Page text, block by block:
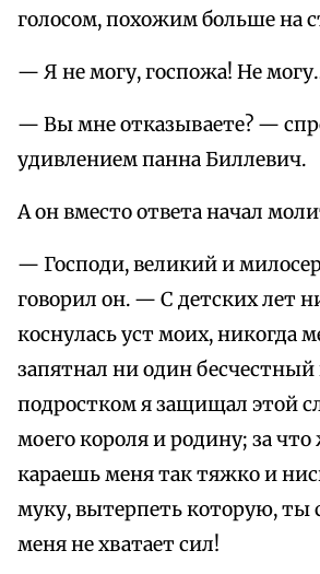
голосом, похожим больше на
— Я не могу, госпожа! Не
— Вы мне отказываете? —
удивлением панна Биллевич.
А он вместо ответа начал
— Господи, великий и
говорил он. — С детских лет
коснулась уст моих, никогда
запятнал ни один
подростком я защищал этой
моего короля и родину; за
караешь меня так тяжко и
муку, вытерпеть которую, ты
меня не хватает сил!